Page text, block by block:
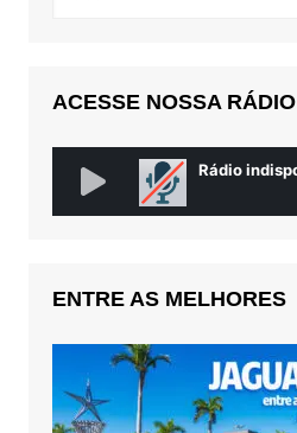
ACESSE NOSSA RÁDIO
ENTRE AS MELHORES